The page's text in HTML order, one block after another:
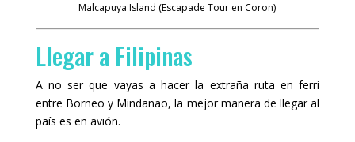
Malcapuya Island (Escapade Tour en Coron)
Llegar a Filipinas
A no ser que vayas a hacer la extraña ruta en ferri
entre Borneo y Mindanao, la mejor manera de llegar al
país es en avión.